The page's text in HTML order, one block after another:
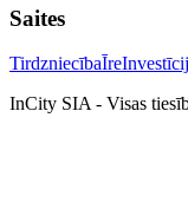
Saites
TirdzniecībaĪre
InCity SIA - Visas